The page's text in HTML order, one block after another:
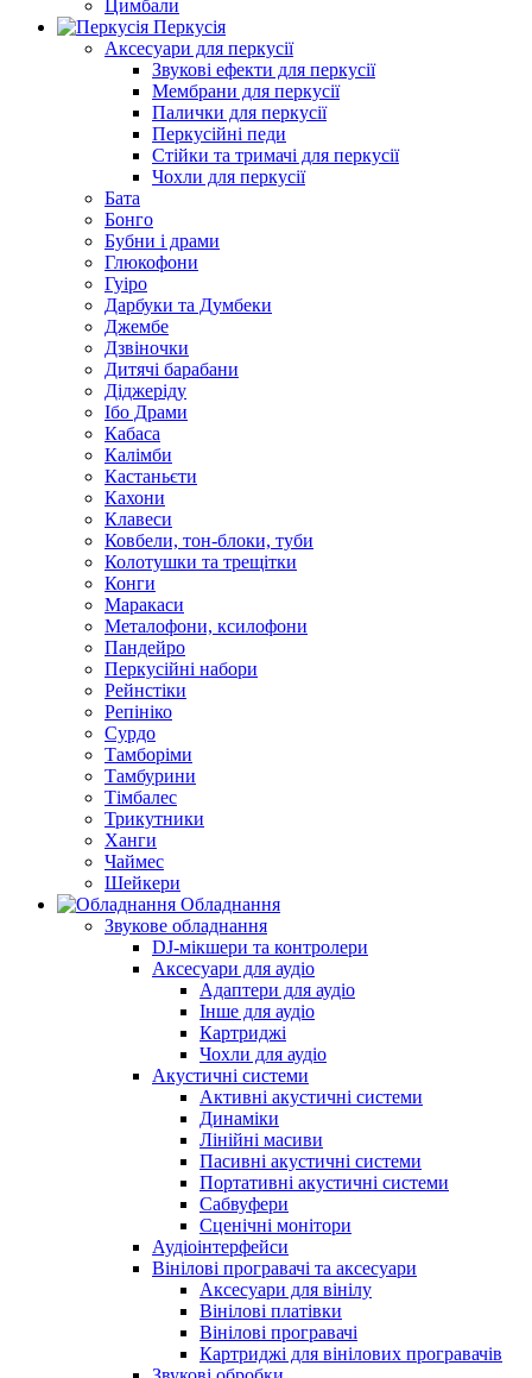
Цимбали
Перкусія
Аксесуари для перкусії
Звукові ефекти для перкусії
Мембрани для перкусії
Палички для перкусії
Перкусійні педи
Стійки та тримачі для перкусії
Чохли для перкусії
Бата
Бонго
Бубни і драми
Глюкофони
Гуіро
Дарбуки та Думбеки
Джембе
Дзвіночки
Дитячі барабани
Діджеріду
Ібо Драми
Кабаса
Калімби
Кастаньєти
Кахони
Клавеси
Ковбели, тон-блоки, туби
Колотушки та трещітки
Конги
Маракаси
Металофони, ксилофони
Пандейро
Перкусійні набори
Рейнстіки
Репініко
Сурдо
Тамборіми
Тамбурини
Тімбалес
Трикутники
Ханги
Чаймес
Шейкери
Обладнання
Звукове обладнання
DJ-мікшери та контролери
Аксесуари для аудіо
Адаптери для аудіо
Інше для аудіо
Картриджі
Чохли для аудіо
Акустичні системи
Активні акустичні системи
Динаміки
Лінійні масиви
Пасивні акустичні системи
Портативні акустичні системи
Сабвуфери
Сценічні монітори
Аудіоінтерфейси
Вінілові програвачі та аксесуари
Аксесуари для вінілу
Вінілові платівки
Вінілові програвачі
Картриджі для вінілових програвачів